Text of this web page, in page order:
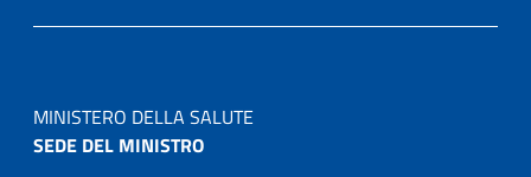
MINISTERO DELLA SALUTE
SEDE DEL MINISTRO